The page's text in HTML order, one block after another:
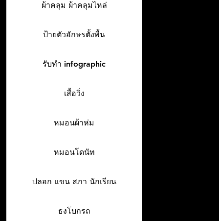
ผ้าคลุม ผ้าคลุมไหล่
ป้ายตัวอักษรตั้งพื้น
รับทำ infographic
เสื้อวิ่ง
หมอนผ้าห่ม
หมอนโดนัท
ปลอก แขน สภา นักเรียน
ธงโบกรถ